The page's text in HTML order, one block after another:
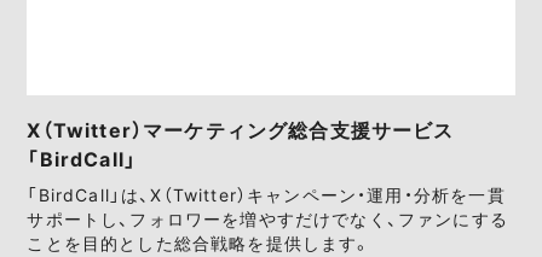
X（Twitter）マーケティング総合支援サービス
「BirdCall」
「BirdCall」は、X（Twitter）キャンペーン・運用・分析を一貫
サポートし、フォロワーを増やすだけでなく、ファンにする
ことを目的とした総合戦略を提供します。